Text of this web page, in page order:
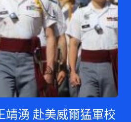
靖湧 赴美威爾猛軍校